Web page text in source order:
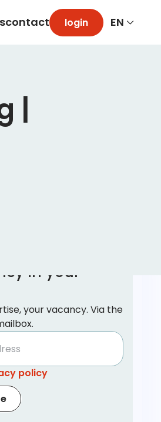
contact login
|
in your
your vacancy. Via the
policy